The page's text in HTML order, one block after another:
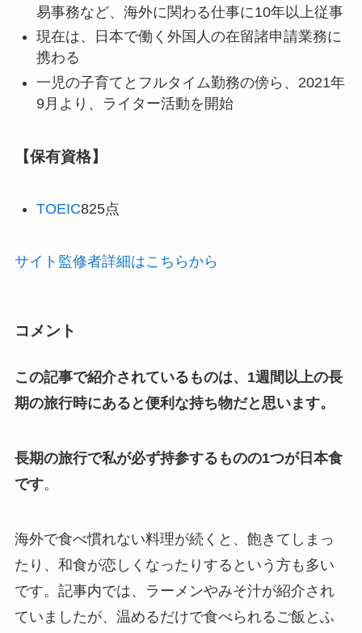
易事務など、海外に関わる仕事に10年以上従事
現在は、日本で働く外国人の在留諸申請業務に
携わる
一児の子育てとフルタイム勤務の傍ら、2021年
9月より、ライター活動を開始
【保有資格】
TOEIC825点
サイト監修者詳細はこちらから
コメント
この記事で紹介されているものは、1週間以上の長
期の旅行時にあると便利な持ち物だと思います。
長期の旅行で私が必ず持参するものの1つが日本食
です。
海外で食べ慣れない料理が続くと、飽きてしまっ
たり、和食が恋しくなったりするという方も多い
です。記事内では、ラーメンやみそ汁が紹介され
ていましたが、温めるだけで食べられるご飯とふ